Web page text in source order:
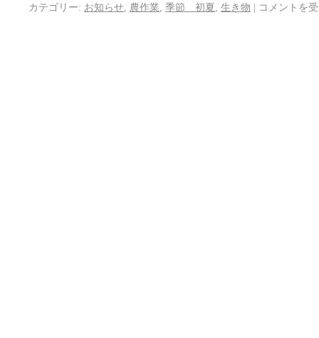
カテゴリー: お知らせ 農作業 季節 初夏 生き物 | コメントを